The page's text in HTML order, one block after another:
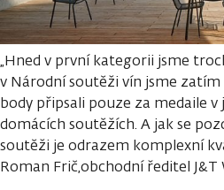
„Hned v první kategorii jsme
v Národní soutěži vín jsme zatím
body připsali pouze za medaile
domácích soutěžích. A jak se
soutěži je odrazem komplexní
Roman Frič,obchodní ředitel J&T